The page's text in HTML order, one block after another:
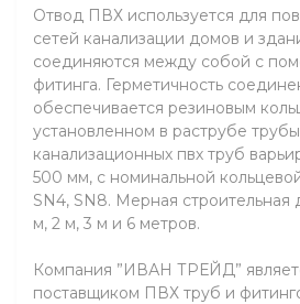
Отвод ПВХ используется для
сетей канализации домов и
соединяются между собой с
фитинга. Герметичность
обеспечивается резиновым
установленном в раструбе
канализационных пвх труб
500 мм, с номинальной
SN4, SN8. Мерная строительная
м, 2 м, 3 м и 6 метров.
Компания ”ИВАН ТРЕЙД”
поставщиком ПВХ труб и